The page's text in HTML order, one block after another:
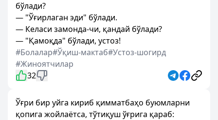
бўлади?
— "Ўғирлаган эди" бўлади.
— Келаси замонда-чи, қандай бўлади?
— "Қамоқда" бўлади, устоз!
#Болалар#Ўқиш-мактаб#Устоз-шогирд
#Жиноятчилар
32
Ўғри бир уйга кириб қимматбаҳо буюмларни
қопига жойлаётса, тўтиқуш ўғрига қараб: